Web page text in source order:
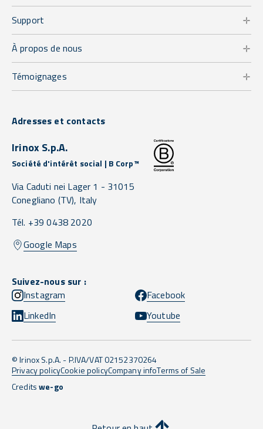
Support
À propos de nous
Témoignages
Adresses et contacts
Irinox S.p.A.
Société d'intérêt social | B Corp™
Via Caduti nei Lager 1 - 31015
Conegliano (TV), Italy
Tél. +39 0438 2020
Google Maps
Suivez-nous sur :
Instagram
Facebook
LinkedIn
Youtube
© Irinox S.p.A. - P.IVA/VAT 02152370264
Privacy policyCookie policyCompany infoTerms of Sale
Creditswe-go